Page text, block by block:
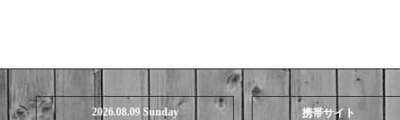
2026.08.09 Sunday 携帯サイト